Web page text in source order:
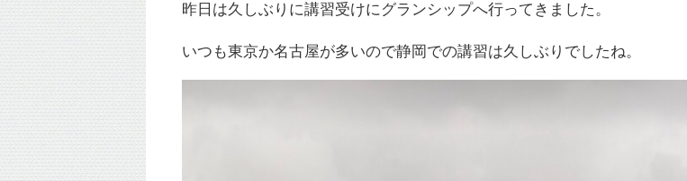
昨日は久しぶりに講習受けにグランシップへ行ってきました。
いつも東京か名古屋が多いので静岡での講習は久しぶりでしたね。